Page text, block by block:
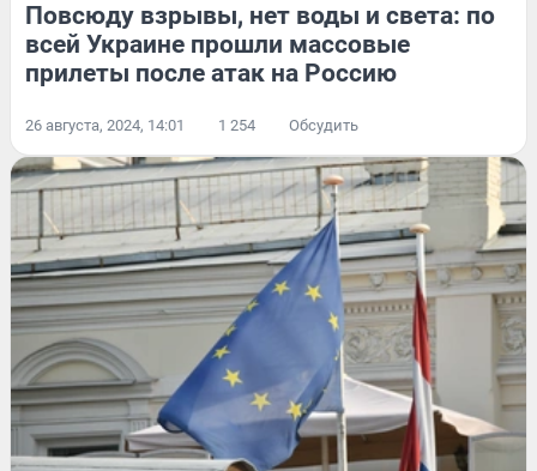
Повсюду взрывы, нет воды и света: по
всей Украине прошли массовые
прилеты после атак на Россию
26 августа, 2024, 14:01 1 254 Обсудить